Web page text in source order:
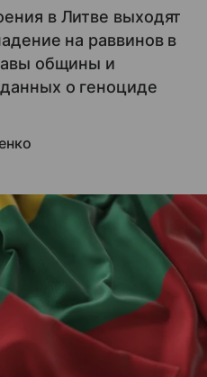
в Литве выходят
на раввинов в
общины и
о геноциде